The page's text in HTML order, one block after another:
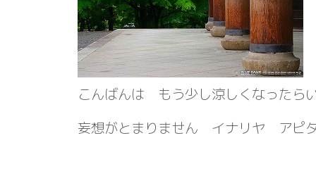
こんばんは もう少し涼しくなった
妄想がとまりません イナリヤ アピ